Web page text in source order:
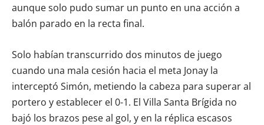
aunque solo pudo sumar un punto en una acción a
balón parado en la recta final.
Solo habían transcurrido dos minutos de juego
cuando una mala cesión hacia el meta Jonay la
interceptó Simón, metiendo la cabeza para superar al
portero y establecer el 0-1. El Villa Santa Brígida no
bajó los brazos pese al gol, y en la réplica escasos